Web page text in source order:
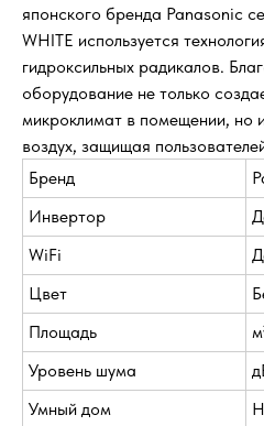
японского бренда Panasonic
WHITE используется
гидроксильных радикалов.
оборудование не только
микроклимат в помещении, но
воздух, защищая
Бренд
Инвертор
WiFi
Цвет
Площадь
Уровень шума
Умный дом